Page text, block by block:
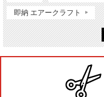
即納 エアークラフト